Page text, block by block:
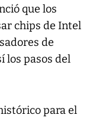
que los
chips de Intel
de
los pasos del
para el